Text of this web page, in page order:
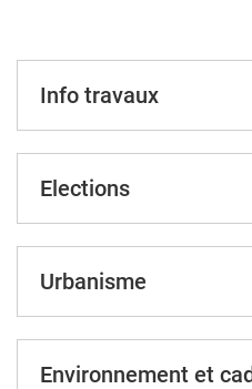
Info travaux
Elections
Urbanisme
Environnement et